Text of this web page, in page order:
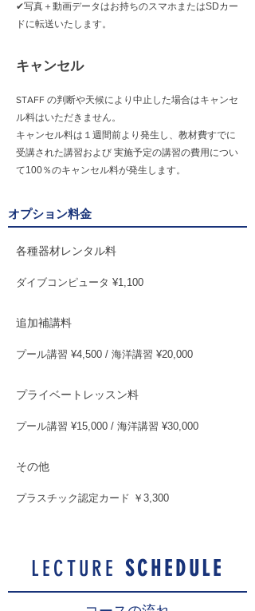
✔︎写真＋動画データはお持ちのスマホまたはSDカー
ドに転送いたします。
キャンセル
STAFF の判断や天候により中止した場合はキャンセ
ル料はいただきません。
キャンセル料は１週間前より発生し、教材費すでに
受講された講習および 実施予定の講習の費用につい
て100％のキャンセル料が発生します。
オプション料金
各種器材レンタル料
ダイブコンピュータ ¥1,100
追加補講料
プール講習 ¥4,500 / 海洋講習 ¥20,000
プライベートレッスン料
プール講習 ¥15,000 / 海洋講習 ¥30,000
その他
プラスチック認定カード ￥3,300
LECTURE SCHEDULE